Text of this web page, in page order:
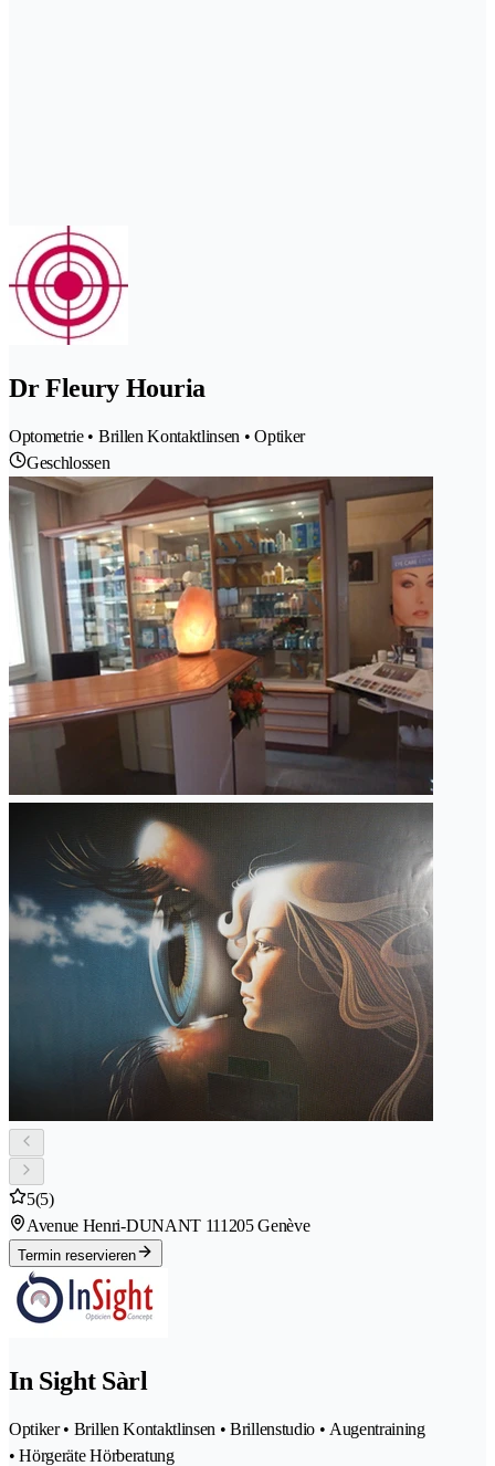
Dr Fleury Houria
Optometrie • Brillen Kontaktlinsen • Optiker
Geschlossen
5(5)
Avenue Henri-DUNANT 111205 Genève
Termin reservieren
In Sight Sàrl
Optiker • Brillen Kontaktlinsen • Brillenstudio • Augentraining
• Hörgeräte Hörberatung